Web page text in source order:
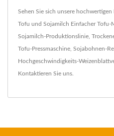
Sehen Sie sich unsere
Tofu und Sojamilch Einfacher Tofu-
Sojamilch-Produktionslinie,
Tofu-Pressmaschine, Sojabohnen-
Hochgeschwindigkeits-
Kontaktieren Sie uns.